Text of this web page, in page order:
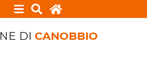
DI CANOBBIO